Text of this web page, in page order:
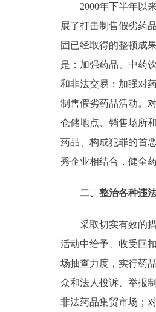
绿色北京
ENGLISH
DEUTSCH
ESPAÑOL
2000年下半年以来
展了打击制售假劣药
固已经取得的整顿成
是：加强药品、中药
和非法交易；加强对
制售假劣药品活动。
仓储地点、销售场所
药品、构成犯罪的首
秀企业相结合，健全
二、整治各种违
采取切实有效的措
活动中给予、收受回
场抽查力度，实行药
众和法人投诉、举报
非法药品集贸市场；